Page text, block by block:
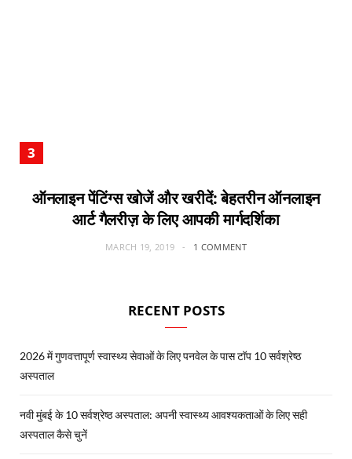
ऑनलाइन पेंटिंग्स खोजें और खरीदें: बेहतरीन ऑनलाइन
आर्ट गैलरीज़ के लिए आपकी मार्गदर्शिका
MARCH 19, 2019 1 COMMENT
RECENT POSTS
2026 में गुणवत्तापूर्ण स्वास्थ्य सेवाओं के लिए पनवेल के पास टॉप 10 सर्वश्रेष्ठ
अस्पताल
नवी मुंबई के 10 सर्वश्रेष्ठ अस्पताल: अपनी स्वास्थ्य आवश्यकताओं के लिए सही
अस्पताल कैसे चुनें